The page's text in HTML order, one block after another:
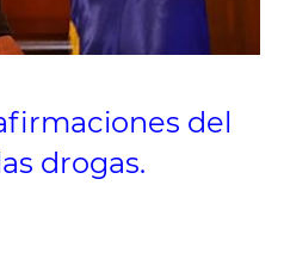
del
drogas.